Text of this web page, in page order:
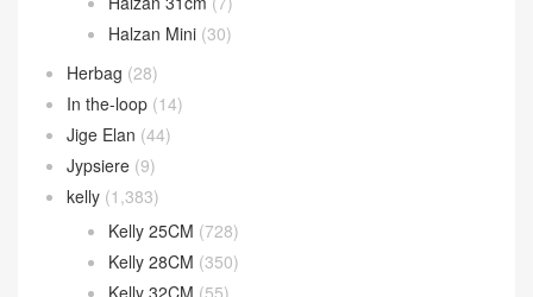
Halzan Mini (30)
Herbag (28)
In the-loop (14)
Jige Elan (44)
Jypsiere (9)
kelly (1,383)
Kelly 25CM (728)
Kelly 28CM (350)
Kelly 32CM (55)